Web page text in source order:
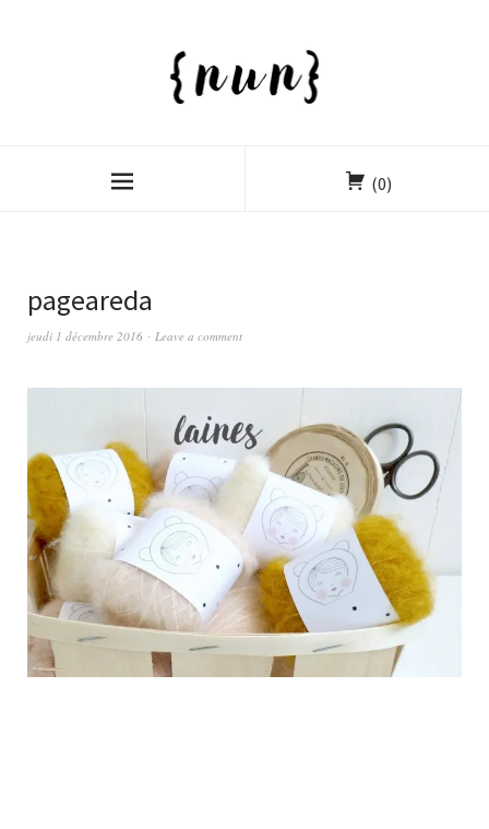
(0)
pageareda
jeudi 1 décembre 2016 Leave a comment